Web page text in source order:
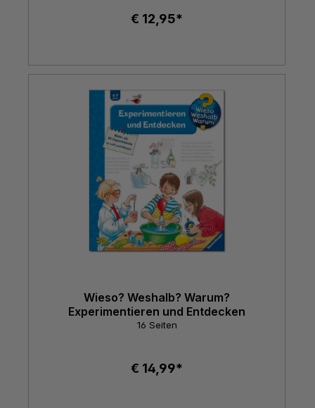
€ 12,95*
Wieso? Weshalb? Warum?
Experimentieren und Entdecken
16 Seiten
€ 14,99*